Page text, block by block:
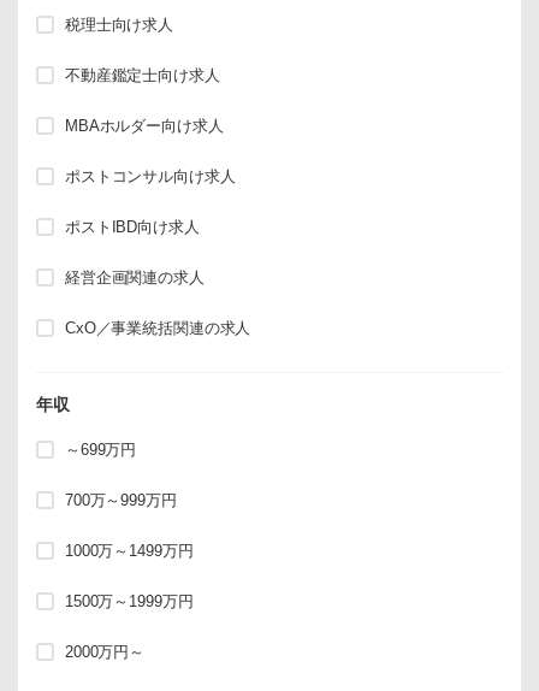
税理士向け求人
不動産鑑定士向け求人
MBAホルダー向け求人
ポストコンサル向け求人
ポストIBD向け求人
経営企画関連の求人
CxO／事業統括関連の求人
年収
～699万円
700万～999万円
1000万～1499万円
1500万～1999万円
2000万円～